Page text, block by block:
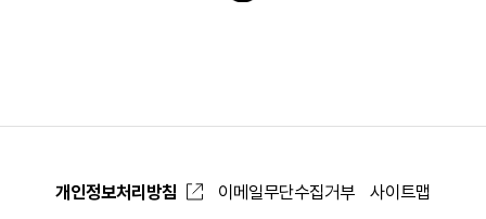
개인정보처리방침 이메일무단수집거부 사이트맵